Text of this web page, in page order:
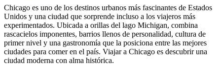
Chicago es uno de los destinos urbanos más fascinantes de Estados
Unidos y una ciudad que sorprende incluso a los viajeros más
experimentados. Ubicada a orillas del lago Michigan, combina
rascacielos imponentes, barrios llenos de personalidad, cultura de
primer nivel y una gastronomía que la posiciona entre las mejores
ciudades para comer en el país. Viajar a Chicago es descubrir una
ciudad moderna con alma histórica.